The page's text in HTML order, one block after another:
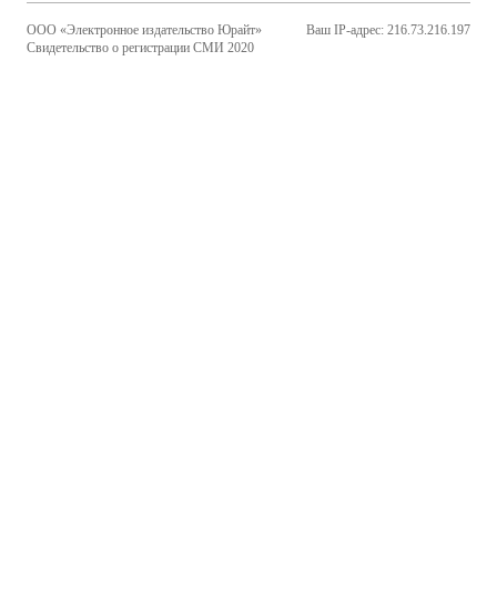
ООО «Электронное издательство Юрайт»
Свидетельство о регистрации СМИ 2020
Ваш IP-адрес: 216.73.216.197